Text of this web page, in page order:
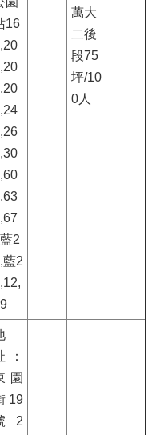
16
2
藍2
萬大
二後
段75
坪/10
0人
：
園
19
2